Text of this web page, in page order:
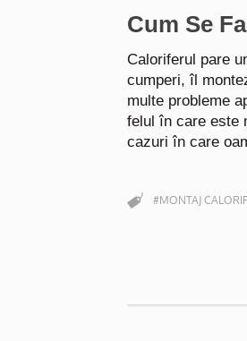
Cum Se
Caloriferul pare
cumperi, îl
multe probleme
felul în care este
cazuri în care
#MONTAJ